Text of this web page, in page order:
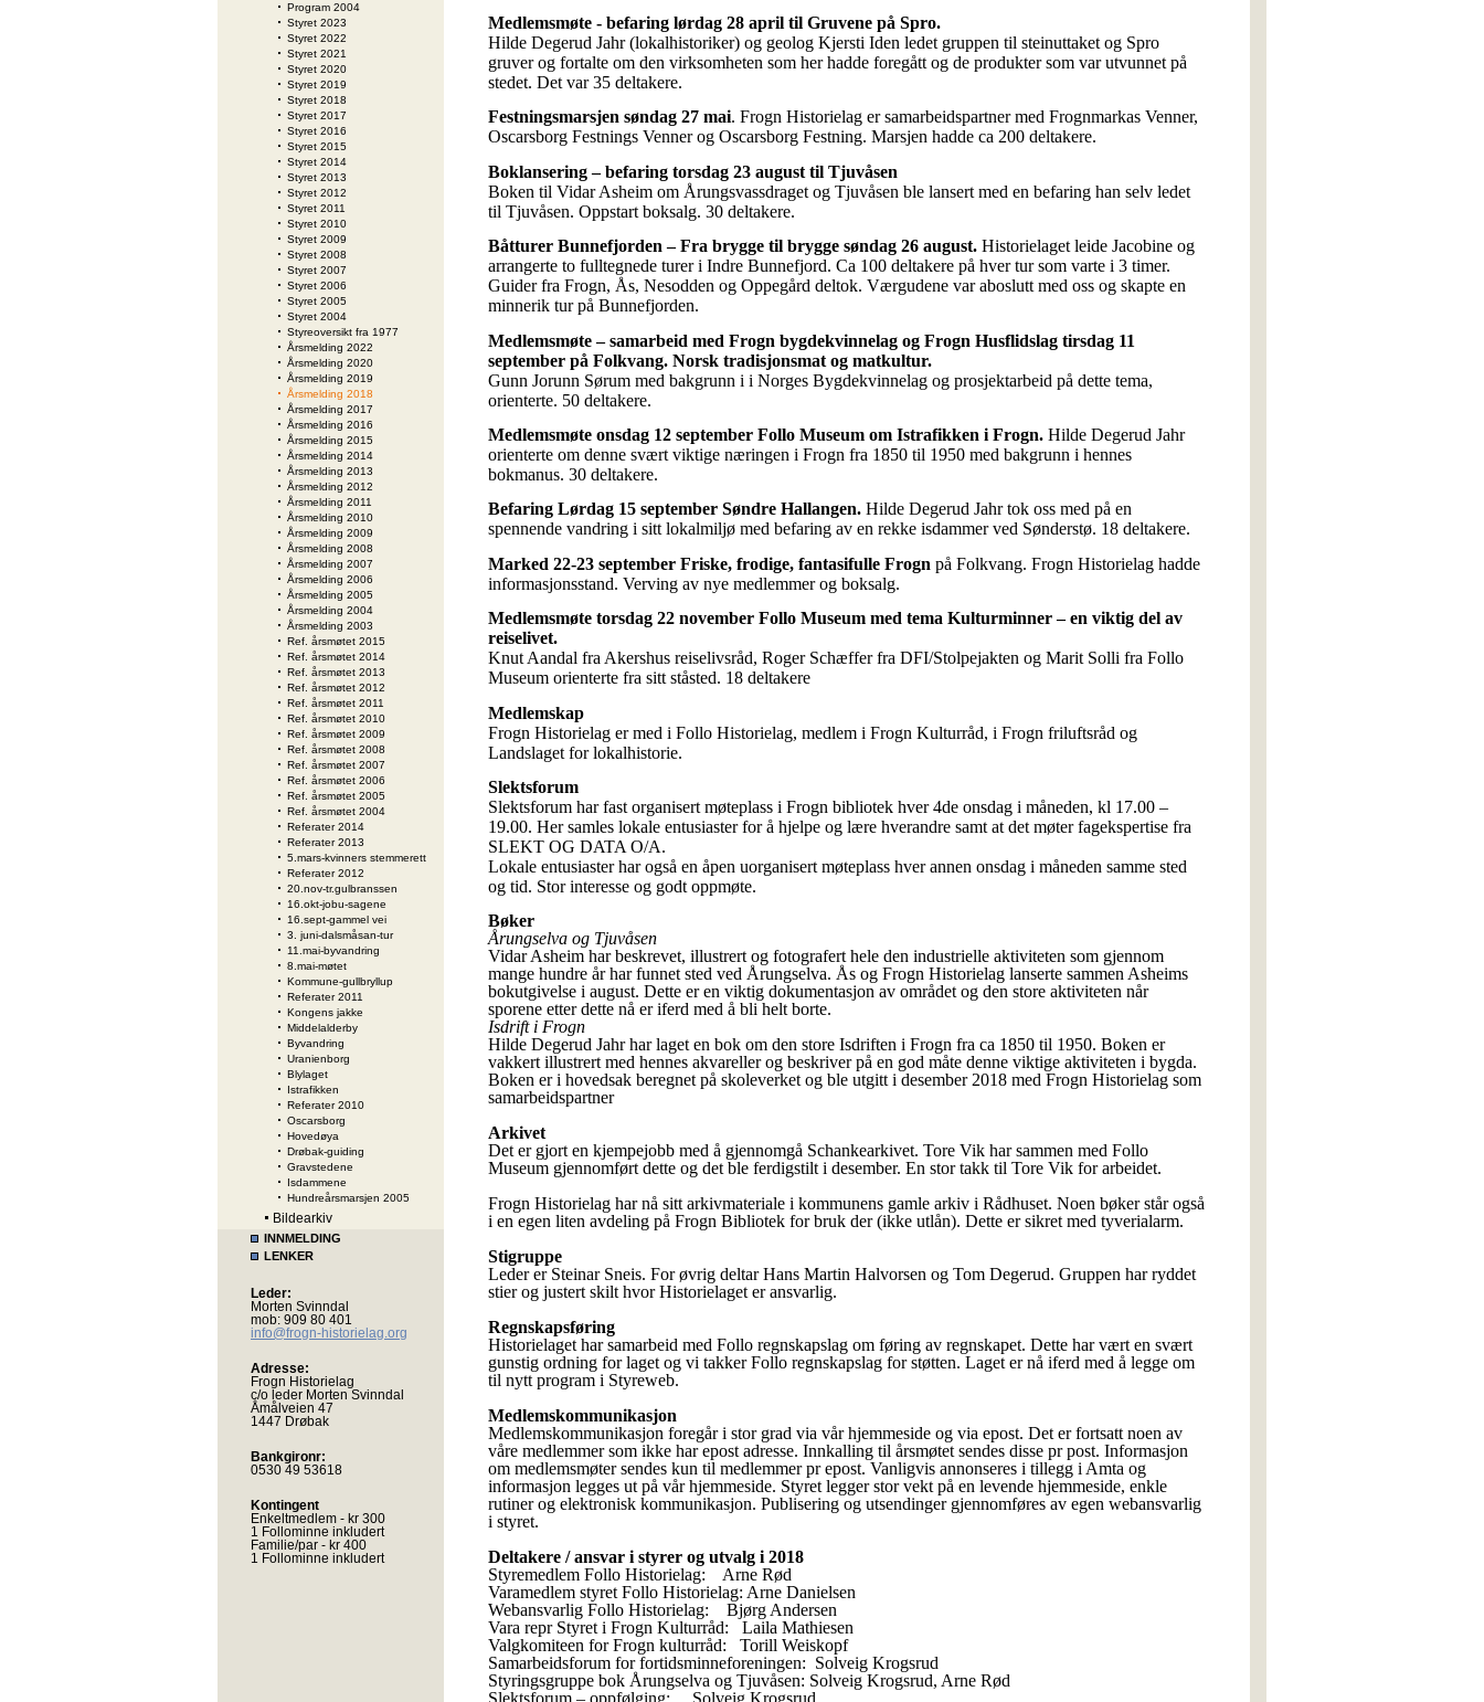
Program 2004
Styret 2023
Styret 2022
Styret 2021
Styret 2020
Styret 2019
Styret 2018
Styret 2017
Styret 2016
Styret 2015
Styret 2014
Styret 2013
Styret 2012
Styret 2011
Styret 2010
Styret 2009
Styret 2008
Styret 2007
Styret 2006
Styret 2005
Styret 2004
Styreoversikt fra 1977
Årsmelding 2022
Årsmelding 2020
Årsmelding 2019
Årsmelding 2018
Årsmelding 2017
Årsmelding 2016
Årsmelding 2015
Årsmelding 2014
Årsmelding 2013
Årsmelding 2012
Årsmelding 2011
Årsmelding 2010
Årsmelding 2009
Årsmelding 2008
Årsmelding 2007
Årsmelding 2006
Årsmelding 2005
Årsmelding 2004
Årsmelding 2003
Ref. årsmøtet 2015
Ref. årsmøtet 2014
Ref. årsmøtet 2013
Ref. årsmøtet 2012
Ref. årsmøtet 2011
Ref. årsmøtet 2010
Ref. årsmøtet 2009
Ref. årsmøtet 2008
Ref. årsmøtet 2007
Ref. årsmøtet 2006
Ref. årsmøtet 2005
Ref. årsmøtet 2004
Referater 2014
Referater 2013
5.mars-kvinners stemmerett
Referater 2012
20.nov-tr.gulbranssen
16.okt-jobu-sagene
16.sept-gammel vei
3. juni-dalsmåsan-tur
11.mai-byvandring
8.mai-møtet
Kommune-gullbryllup
Referater 2011
Kongens jakke
Middelalderby
Byvandring
Uranienborg
Blylaget
Istrafikken
Referater 2010
Oscarsborg
Hovedøya
Drøbak-guiding
Gravstedene
Isdammene
Hundreårsmarsjen 2005
Bildearkiv
INNMELDING
LENKER
Leder:
Morten Svinndal
mob: 909 80 401
info@frogn-historielag.org
Adresse:
Frogn Historielag
c/o leder Morten Svinndal
Åmålveien 47
1447 Drøbak
Bankgironr:
0530 49 53618
Kontingent
Enkeltmedlem - kr 300
1 Follominne inkludert
Familie/par - kr 400
1 Follominne inkludert
Medlemsmøte - befaring lørdag 28 april til Gruvene på Spro.
Hilde Degerud Jahr (lokalhistoriker) og geolog Kjersti Iden ledet gruppen til steinuttaket og Spro
gruver og fortalte om den virksomheten som her hadde foregått og de produkter som var utvunnet på
stedet. Det var 35 deltakere.
Festningsmarsjen søndag 27 mai. Frogn Historielag er samarbeidspartner med Frognmarkas Venner,
Oscarsborg Festnings Venner og Oscarsborg Festning. Marsjen hadde ca 200 deltakere.
Boklansering – befaring torsdag 23 august til Tjuvåsen
Boken til Vidar Asheim om Årungsvassdraget og Tjuvåsen ble lansert med en befaring han selv ledet
til Tjuvåsen. Oppstart boksalg. 30 deltakere.
Båtturer Bunnefjorden – Fra brygge til brygge søndag 26 august. Historielaget leide Jacobine og
arrangerte to fulltegnede turer i Indre Bunnefjord. Ca 100 deltakere på hver tur som varte i 3 timer.
Guider fra Frogn, Ås, Nesodden og Oppegård deltok. Værgudene var aboslutt med oss og skapte en
minnerik tur på Bunnefjorden.
Medlemsmøte – samarbeid med Frogn bygdekvinnelag og Frogn Husflidslag tirsdag 11
september på Folkvang. Norsk tradisjonsmat og matkultur.
Gunn Jorunn Sørum med bakgrunn i i Norges Bygdekvinnelag og prosjektarbeid på dette tema,
orienterte. 50 deltakere.
Medlemsmøte onsdag 12 september Follo Museum om Istrafikken i Frogn. Hilde Degerud Jahr
orienterte om denne svært viktige næringen i Frogn fra 1850 til 1950 med bakgrunn i hennes
bokmanus. 30 deltakere.
Befaring Lørdag 15 september Søndre Hallangen. Hilde Degerud Jahr tok oss med på en
spennende vandring i sitt lokalmiljø med befaring av en rekke isdammer ved Sønderstø. 18 deltakere.
Marked 22-23 september Friske, frodige, fantasifulle Frogn på Folkvang. Frogn Historielag hadde
informasjonsstand. Verving av nye medlemmer og boksalg.
Medlemsmøte torsdag 22 november Follo Museum med tema Kulturminner – en viktig del av
reiselivet.
Knut Aandal fra Akershus reiselivsråd, Roger Schæffer fra DFI/Stolpejakten og Marit Solli fra Follo
Museum orienterte fra sitt ståsted. 18 deltakere
Medlemskap
Frogn Historielag er med i Follo Historielag, medlem i Frogn Kulturråd, i Frogn friluftsråd og
Landslaget for lokalhistorie.
Slektsforum
Slektsforum har fast organisert møteplass i Frogn bibliotek hver 4de onsdag i måneden, kl 17.00 –
19.00. Her samles lokale entusiaster for å hjelpe og lære hverandre samt at det møter fagekspertise fra
SLEKT OG DATA O/A.
Lokale entusiaster har også en åpen uorganisert møteplass hver annen onsdag i måneden samme sted
og tid. Stor interesse og godt oppmøte.
Bøker
Årungselva og Tjuvåsen
Vidar Asheim har beskrevet, illustrert og fotografert hele den industrielle aktiviteten som gjennom
mange hundre år har funnet sted ved Årungselva. Ås og Frogn Historielag lanserte sammen Asheims
bokutgivelse i august. Dette er en viktig dokumentasjon av området og den store aktiviteten når
sporene etter dette nå er iferd med å bli helt borte.
Isdrift i Frogn
Hilde Degerud Jahr har laget en bok om den store Isdriften i Frogn fra ca 1850 til 1950. Boken er
vakkert illustrert med hennes akvareller og beskriver på en god måte denne viktige aktiviteten i bygda.
Boken er i hovedsak beregnet på skoleverket og ble utgitt i desember 2018 med Frogn Historielag som
samarbeidspartner
Arkivet
Det er gjort en kjempejobb med å gjennomgå Schankearkivet. Tore Vik har sammen med Follo
Museum gjennomført dette og det ble ferdigstilt i desember. En stor takk til Tore Vik for arbeidet.
Frogn Historielag har nå sitt arkivmateriale i kommunens gamle arkiv i Rådhuset. Noen bøker står også
i en egen liten avdeling på Frogn Bibliotek for bruk der (ikke utlån). Dette er sikret med tyverialarm.
Stigruppe
Leder er Steinar Sneis. For øvrig deltar Hans Martin Halvorsen og Tom Degerud. Gruppen har ryddet
stier og justert skilt hvor Historielaget er ansvarlig.
Regnskapsføring
Historielaget har samarbeid med Follo regnskapslag om føring av regnskapet. Dette har vært en svært
gunstig ordning for laget og vi takker Follo regnskapslag for støtten. Laget er nå iferd med å legge om
til nytt program i Styreweb.
Medlemskommunikasjon
Medlemskommunikasjon foregår i stor grad via vår hjemmeside og via epost. Det er fortsatt noen av
våre medlemmer som ikke har epost adresse. Innkalling til årsmøtet sendes disse pr post. Informasjon
om medlemsmøter sendes kun til medlemmer pr epost. Vanligvis annonseres i tillegg i Amta og
informasjon legges ut på vår hjemmeside. Styret legger stor vekt på en levende hjemmeside, enkle
rutiner og elektronisk kommunikasjon. Publisering og utsendinger gjennomføres av egen webansvarlig
i styret.
Deltakere / ansvar i styrer og utvalg i 2018
Styremedlem Follo Historielag: Arne Rød
Varamedlem styret Follo Historielag: Arne Danielsen
Webansvarlig Follo Historielag: Bjørg Andersen
Vara repr Styret i Frogn Kulturråd: Laila Mathiesen
Valgkomiteen for Frogn kulturråd: Torill Weiskopf
Samarbeidsforum for fortidsminneforeningen: Solveig Krogsrud
Styringsgruppe bok Årungselva og Tjuvåsen: Solveig Krogsrud, Arne Rød
Slektsforum – oppfølging: Solveig Krogsrud